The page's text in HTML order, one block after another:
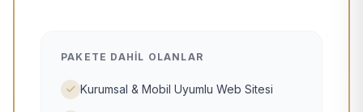
PAKETE DAHIL OLANLAR
Kurumsal & Mobil Uyumlu Web Sitesi